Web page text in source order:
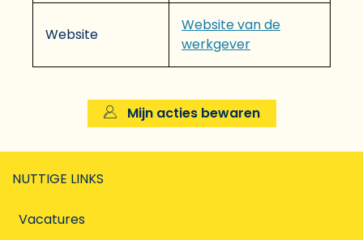
Website
Website van de
werkgever
Mijn acties bewaren
NUTTIGE LINKS
Vacatures